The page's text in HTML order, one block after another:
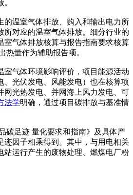
的温室气体排放、购入和输出电力所
对应的温室气体排放。细分行业的
室气体排放核算与报告指南要求核算
量作为辅助报告项。
气体环境影响评价，项目能源活动
光伏发电、风能发电）也在核算项
网光热发电、并网海上风力发电、可
法学明确，通过项目碳排放与基准情
碳足迹 量化要求和指南》及具体产
因子相乘得到。其中，与用电相关
站运行产生的废物处理、燃煤电厂粉